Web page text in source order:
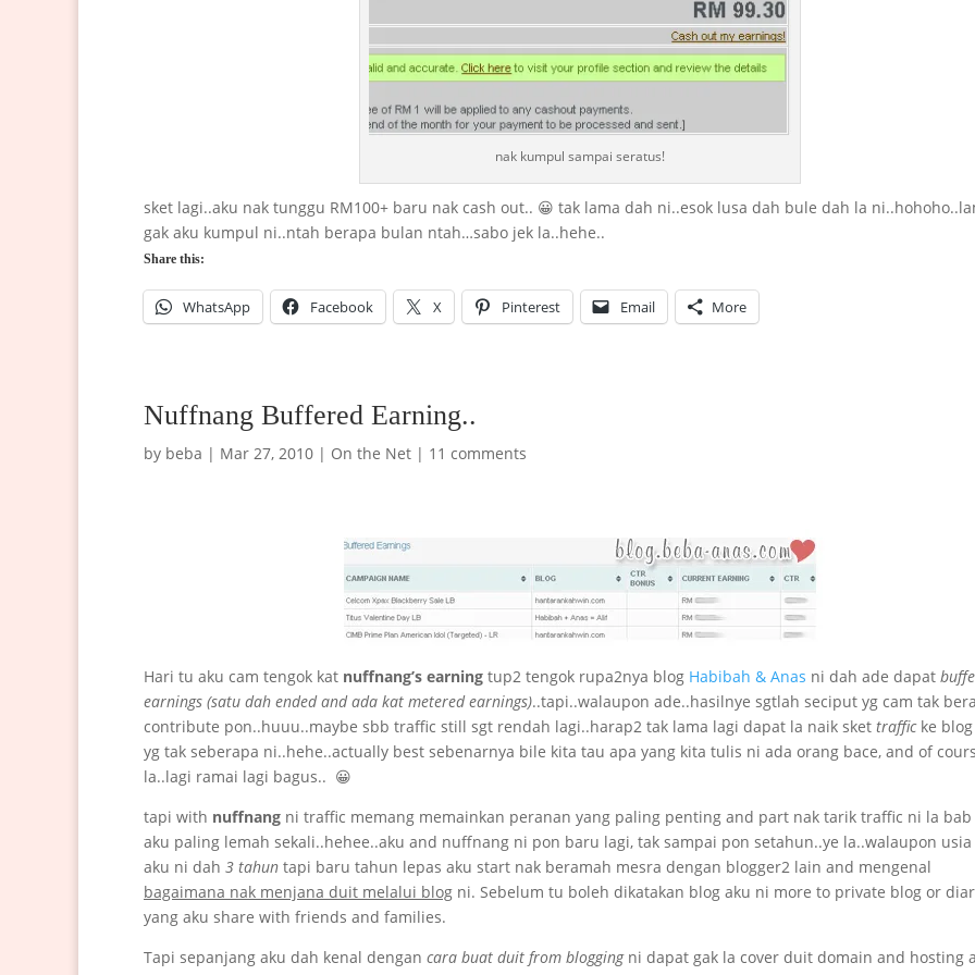
nak kumpul sampai seratus!
sket lagi..aku nak tunggu RM100+ baru nak cash out.. 😀 tak lama dah ni..esok lusa dah bule dah la
gak aku kumpul ni..ntah berapa bulan ntah…sabo jek la..hehe..
Share this:
WhatsApp Facebook X Pinterest Email More
Nuffnang Buffered Earning..
by beba | Mar 27, 2010 | On the Net | 11 comments
Hari tu aku cam tengok kat nuffnang’s earning tup2 tengok rupa2nya blog Habibah & Anas ni dah ade dapat
earnings (satu dah ended and ada kat metered earnings)..tapi..walaupon ade..hasilnye sgtlah seciput yg cam tak
contribute pon..huuu..maybe sbb traffic still sgt rendah lagi..harap2 tak lama lagi dapat la naik sket trafficke blog
yg tak seberapa ni..hehe..actually best sebenarnya bile kita tau apa yang kita tulis ni ada orang bace, and of
la..lagi ramai lagi bagus.. 😀
tapi with nuffnang ni traffic memang memainkan peranan yang paling penting and part nak tarik traffic ni la bab
aku paling lemah sekali..hehee..aku and nuffnang ni pon baru lagi, tak sampai pon setahun..ye la..walaupon
aku ni dah 3 tahun tapi baru tahun lepas aku start nak beramah mesra dengan blogger2 lain and mengenal
bagaimana nak menjana duit melalui blog ni. Sebelum tu boleh dikatakan blog aku ni more to private blog or
yang aku share with friends and families.
Tapi sepanjang aku dah kenal dengan cara buat duit from bloggingni dapat gak la cover duit domain and hosting